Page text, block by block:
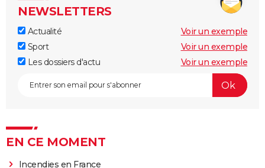
NEWSLETTERS
Actualité
Voir un exemple
Sport
Voir un exemple
Les dossiers d'actu
Voir un exemple
EN CE MOMENT
Incendies en France